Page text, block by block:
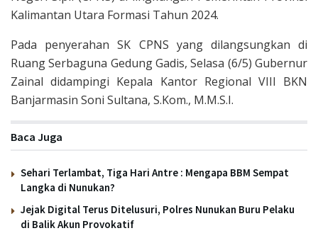
Kalimantan Utara Formasi Tahun 2024.
Pada penyerahan SK CPNS yang dilangsungkan di
Ruang Serbaguna Gedung Gadis, Selasa (6/5) Gubernur
Zainal didampingi Kepala Kantor Regional VIII BKN
Banjarmasin Soni Sultana, S.Kom., M.M.S.I.
Baca Juga
Sehari Terlambat, Tiga Hari Antre : Mengapa BBM Sempat
Langka di Nunukan?
Jejak Digital Terus Ditelusuri, Polres Nunukan Buru Pelaku
di Balik Akun Provokatif